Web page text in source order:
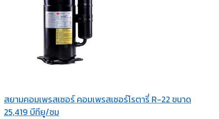
สยามคอมเพรสเซอร์ คอมเพรสเซอร์โรตารี่ R-22 ขนาด
25,419 บีทียู/ชม